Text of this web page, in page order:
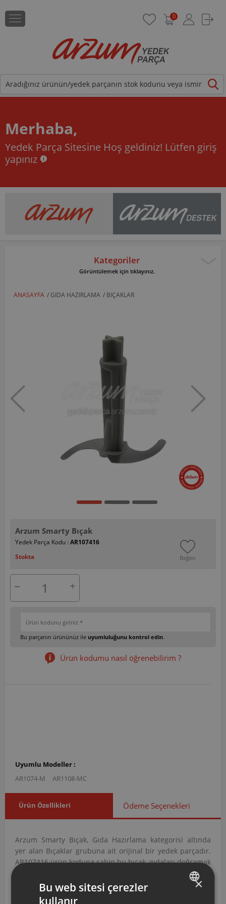
0
Merhaba,
Yedek Parça Sitesine Hoş geldiniz! Lütfen giriş
yapınız
Kategoriler
Görüntülemek için tıklayınız.
ANASAYFA / GIDA HAZIRLAMA / BIÇAKLAR
Arzum Smarty Bıçak
Yedek Parça Kodu : AR107416
Stokta
Beğen
Bu parçanın ürününüz ile uyumluluğunu kontrol edin.
Ürün kodumu nasıl öğrenebilirim ?
Uyumlu Modeller :
AR1074-M
AR1108-MC
Ürün Özellikleri Ödeme Seçenekleri
Arzum Smarty Bıçak, Gıda Hazırlama kategorisi altında
yer alan Bıçaklar grubuna ait orijinal bir yedek parçadır.
AR107416 ürün koduna sahip bu bıçak, gıdaları doğramak
AR107416 Kodlu Smarty Bıçak Aşağıdaki
Modellerle Uyumludur
×
Bu web sitesi çerezler
kullanır